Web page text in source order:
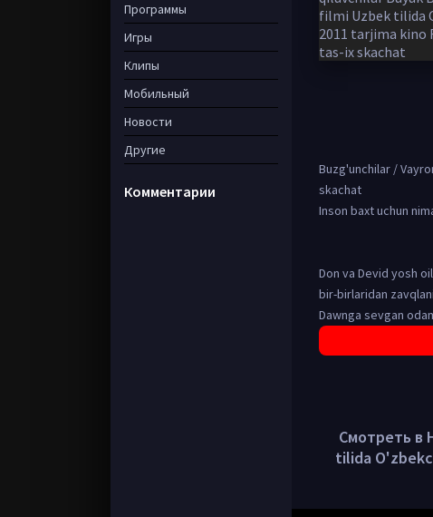
Buzg'unchilar /
skachat
Inson baxt uchun
Don va Devid yosh
bir-birlaridan
Dawnga sevgan
Смотреть в
tilida
Программы
Игры
Клипы
Мобильный
Новости
Другие
Комментарии